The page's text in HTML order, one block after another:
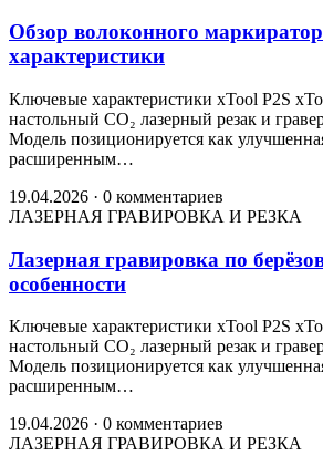
Обзор волоконного
характеристики
Ключевые характеристики xTool P2S
настольный CO₂ лазерный резак и
Модель позиционируется как
расширенным…
19.04.2026 · 0 комментариев
ЛАЗЕРНАЯ ГРАВИРОВКА И РЕЗКА
Лазерная гравировка по
особенности
Ключевые характеристики xTool P2S
настольный CO₂ лазерный резак и
Модель позиционируется как
расширенным…
19.04.2026 · 0 комментариев
ЛАЗЕРНАЯ ГРАВИРОВКА И РЕЗКА